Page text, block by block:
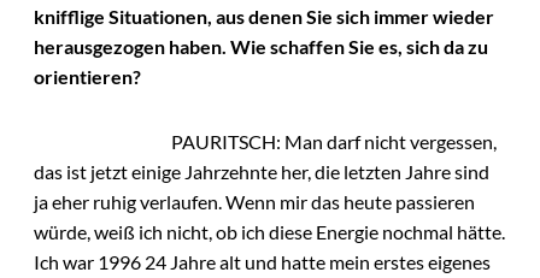
knifflige Situationen, aus denen Sie sich immer wieder
herausgezogen haben. Wie schaffen Sie es, sich da zu
orientieren?
PAURITSCH: Man darf nicht vergessen,
das ist jetzt einige Jahrzehnte her, die letzten Jahre sind
ja eher ruhig verlaufen. Wenn mir das heute passieren
würde, weiß ich nicht, ob ich diese Energie nochmal hätte.
Ich war 1996 24 Jahre alt und hatte mein erstes eigenes